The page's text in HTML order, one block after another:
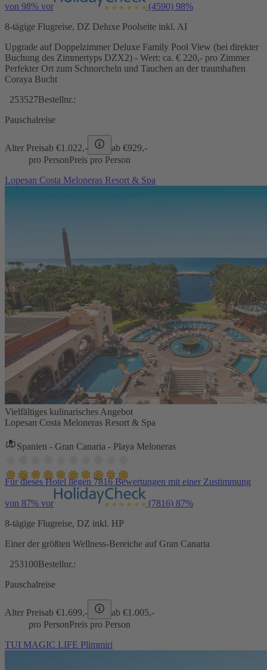
von 98% vor (4590) 98%
8-tägige Flugreise, DZ Deluxe Poolseite inkl. AI
Upgrade auf Doppelzimmer Deluxe Family Pool View (bei direkter
Buchung des Zimmertyps DZX2) - Wert: ca. € 220,- pro Zimmer
Perfekter Ort zum Schnorcheln und Tauchen an der traumhaften
Coraya Bucht
253527Bestellnr.:
Pauschalreise
Alter Preisab €1.022,- ab €929,-
pro PersonPreis pro Person
Lopesan Costa Meloneras Resort & Spa
Vielfältiges kulinarisches Angebot
Lopesan Costa Meloneras Resort & Spa
Spanien - Gran Canaria - Playa Meloneras
Für dieses Hotel liegen 7816 Bewertungen mit einer Zustimmung
von 87% vor (7816) 87%
8-tägige Flugreise, DZ inkl. HP
Einer der größten Wellness-Bereiche auf Gran Canaria
253100Bestellnr.:
Pauschalreise
Alter Preisab €1.699,- ab €1.005,-
pro PersonPreis pro Person
TUI MAGIC LIFE Plimmiri